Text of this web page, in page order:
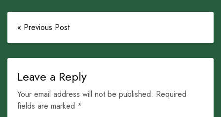
« Previous Post
Leave a Reply
Your email address will not be published. Required
fields are marked *